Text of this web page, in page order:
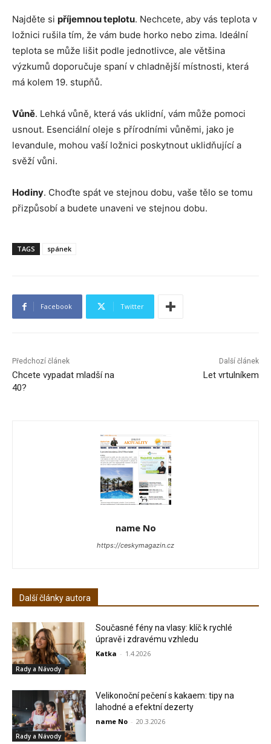
Najděte si příjemnou teplotu. Nechcete, aby vás teplota v
ložnici rušila tím, že vám bude horko nebo zima. Ideální
teplota se může lišit podle jednotlivce, ale většina
výzkumů doporučuje spaní v chladnější místnosti, která
má kolem 19. stupňů.
Vůně. Lehká vůně, která vás uklidní, vám může pomoci
usnout. Esenciální oleje s přírodními vůněmi, jako je
levandule, mohou vaší ložnici poskytnout uklidňující a
svěží vůni.
Hodiny. Choďte spát ve stejnou dobu, vaše tělo se tomu
přizpůsobí a budete unaveni ve stejnou dobu.
TAGS spánek
Facebook Twitter
Předchozí článek
Chcete vypadat mladší na
40?
Další článek
Let vrtulníkem
name No
https://ceskymagazin.cz
Další články autora
Rady a Návody
Současné fény na vlasy: klíč k rychlé
úpravě i zdravému vzhledu
Katka - 1.4.2026
Rady a Návody
Velikonoční pečení s kakaem: tipy na
lahodné a efektní dezerty
name No - 20.3.2026